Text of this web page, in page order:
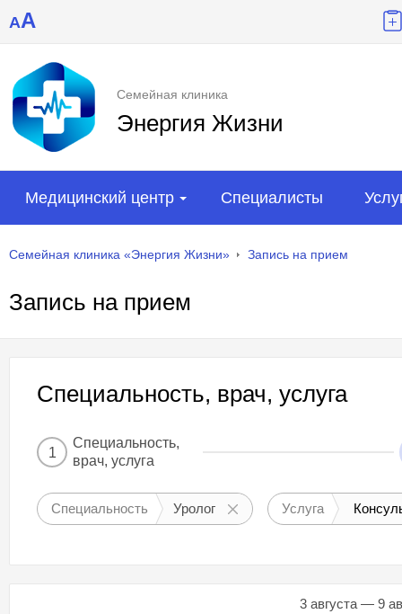
AA
Семейная клиника
Энергия Жизни
Медицинский центр Специалисты
Семейная клиника «Энергия Жизни» Запись на прием
Запись на прием
Специальность, врач, услуга
1
Специальность,
врач, услуга
Специальность Уролог Услуга
3 августа — 9